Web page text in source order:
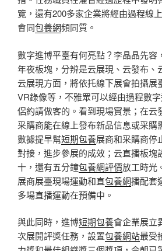
覽，還有200多家企業將經由過程線
會同包養網頻同質。
數字進博平臺有何亮點？李晶晶先容
年夜板塊，分辨是云展現、云發布、
云展現方面，將依托線下展會拍攝展
VR錄像等，不雅眾可以經由過程數
侶約請做客的。看到現場實景；在云
采購商能在線上發布新品信息或采購
數據提早幫短期包養展商和采購商停
對接，進步參展的成效；云直播板塊
十，還有五分鐘包養網評價放工時光
展商展臺現場運動和直包養網播配套
多場直播運動在預備中。
與此同時，進博短期包養會企業展立
次展開評獎任務，設置包養網站最受